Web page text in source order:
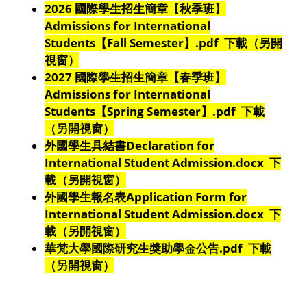
2026 國際學生招生簡章【秋季班】
Admissions for International
Students【Fall Semester】.pdf 下載（另開
視窗）
2027 國際學生招生簡章【春季班】
Admissions for International
Students【Spring Semester】 .pdf 下載
（另開視窗）
外國學生具結書Declaration for
International Student Admission.docx 下
載（另開視窗）
外國學生報名表Application Form for
International Student Admission.docx 下
載（另開視窗）
華梵大學國際研究生獎助學金公告.pdf 下載
（另開視窗）